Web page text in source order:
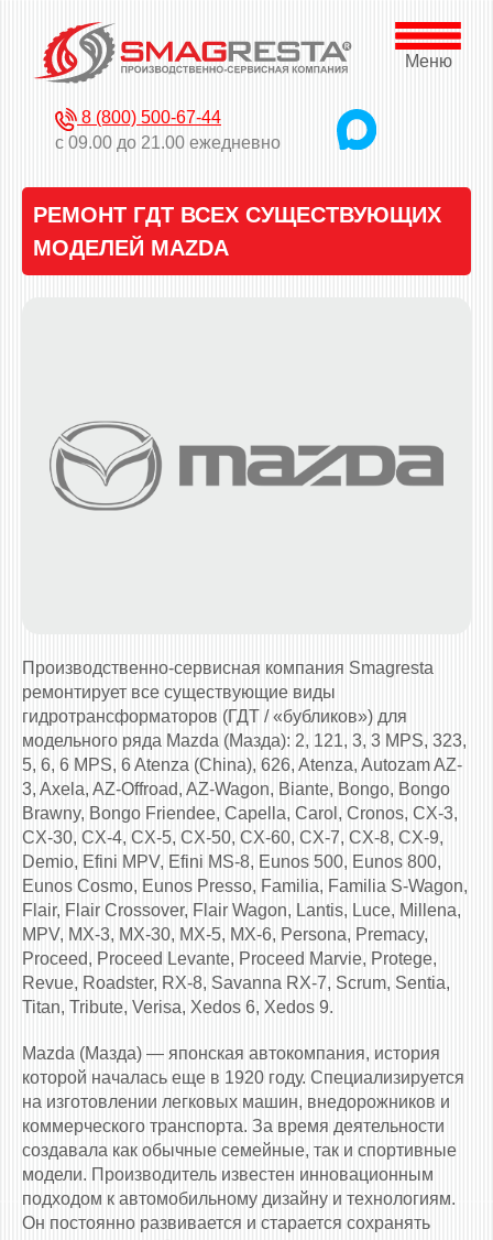
Меню
8 (800) 500-67-44
с 09.00 до 21.00 ежедневно
РЕМОНТ ГДТ ВСЕХ СУЩЕСТВУЮЩИХ
МОДЕЛЕЙ MAZDA
Производственно-сервисная компания Smagresta
ремонтирует все существующие виды
гидротрансформаторов (ГДТ / «бубликов») для
модельного ряда Mazda (Мазда): 2, 121, 3, 3 MPS, 323,
5, 6, 6 MPS, 6 Atenza (China), 626, Atenza, Autozam AZ-
3, Axela, AZ-Offroad, AZ-Wagon, Biante, Bongo, Bongo
Brawny, Bongo Friendee, Capella, Carol, Cronos, CX-3,
CX-30, CX-4, CX-5, CX-50, CX-60, CX-7, CX-8, CX-9,
Demio, Efini MPV, Efini MS-8, Eunos 500, Eunos 800,
Eunos Cosmo, Eunos Presso, Familia, Familia S-Wagon,
Flair, Flair Crossover, Flair Wagon, Lantis, Luce, Millena,
MPV, MX-3, MX-30, MX-5, MX-6, Persona, Premacy,
Proceed, Proceed Levante, Proceed Marvie, Protege,
Revue, Roadster, RX-8, Savanna RX-7, Scrum, Sentia,
Titan, Tribute, Verisa, Xedos 6, Xedos 9.
Mazda (Мазда) — японская автокомпания, история
которой началась еще в 1920 году. Специализируется
на изготовлении легковых машин, внедорожников и
коммерческого транспорта. За время деятельности
создавала как обычные семейные, так и спортивные
модели. Производитель известен инновационным
подходом к автомобильному дизайну и технологиям.
Он постоянно развивается и старается сохранять